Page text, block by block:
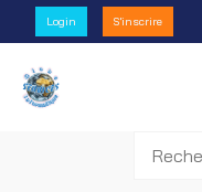
Login S'inscrire